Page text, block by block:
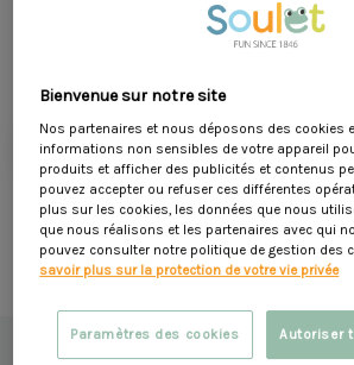
Avec les portiques d’une
Ajouter au
Livraison à domicile sous 5
Moyens de paiement sécurisés (CB,
Description
Bienvenue sur notre site
Nos partenaires et nous déposons des cookies
informations non sensibles de votre appareil
produits et afficher des publicités et contenus
pouvez accepter ou refuser ces différentes
plus sur les cookies, les données que nous
que nous réalisons et les partenaires avec qui
pouvez consulter notre politique de gestion des
savoir plus sur la protection de votre vie privée
Autoriser
Paramètres des cookies